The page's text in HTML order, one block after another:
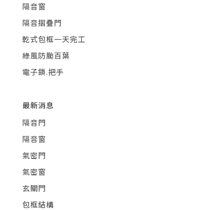
隔音窗
隔音摺疊門
乾式包框一天完工
綠風防颱百葉
電子鎖.把手
最新消息
隔音門
隔音窗
氣密門
氣密窗
玄關門
包框結構